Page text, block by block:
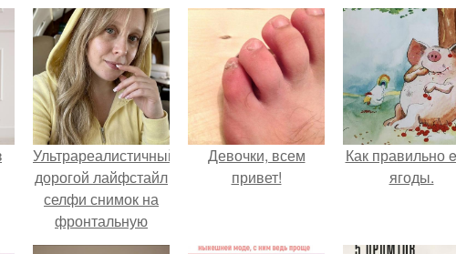
Ультрареалистичный
дорогой лайфстайл
селфи снимок на
фронтальную
камеру.
Девочки, всем
привет!
Как правильно
ягоды.